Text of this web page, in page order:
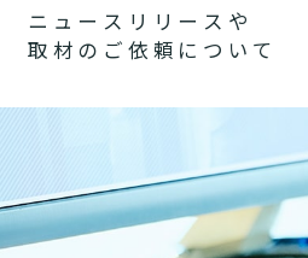
ニ ュ ー ス リ リ ー ス や
取 材 の ご 依 頼 に つ い て